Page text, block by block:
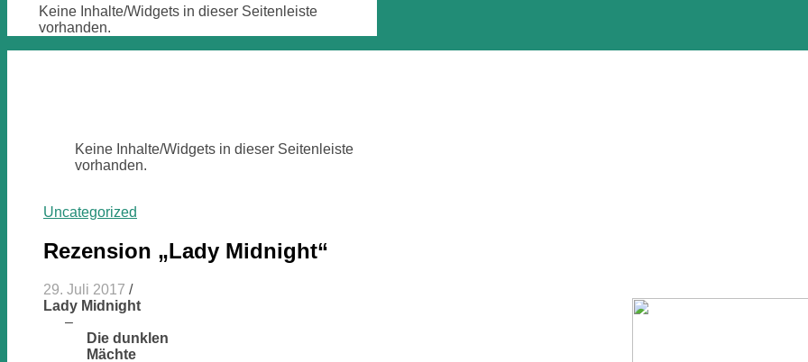
Keine Inhalte/Widgets in dieser Seitenleiste
vorhanden.
Keine Inhalte/Widgets in dieser Seitenleiste
vorhanden.
Uncategorized
Rezension „Lady Midnight“
29. Juli 2017 /
Lady Midnight
–
Die dunklen
Mächte